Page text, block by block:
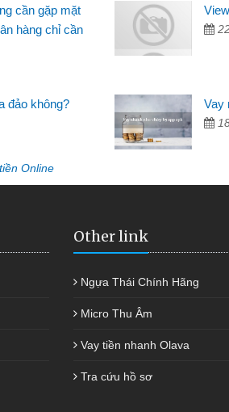
thấy thủ tục nhanh gọn nên tôi
Lâm Minh Chánh
cần có 2 triệu để giải quyết việc
được thôi. Cảm ơn đã giúp tôi
cần gặp mặt
hàng chỉ cần
đảo không? Vay
Online
Other link
Ngựa Thái Chính Hãng
Micro Thu Âm
Vay tiền nhanh Olava
Tra cứu hồ sơ